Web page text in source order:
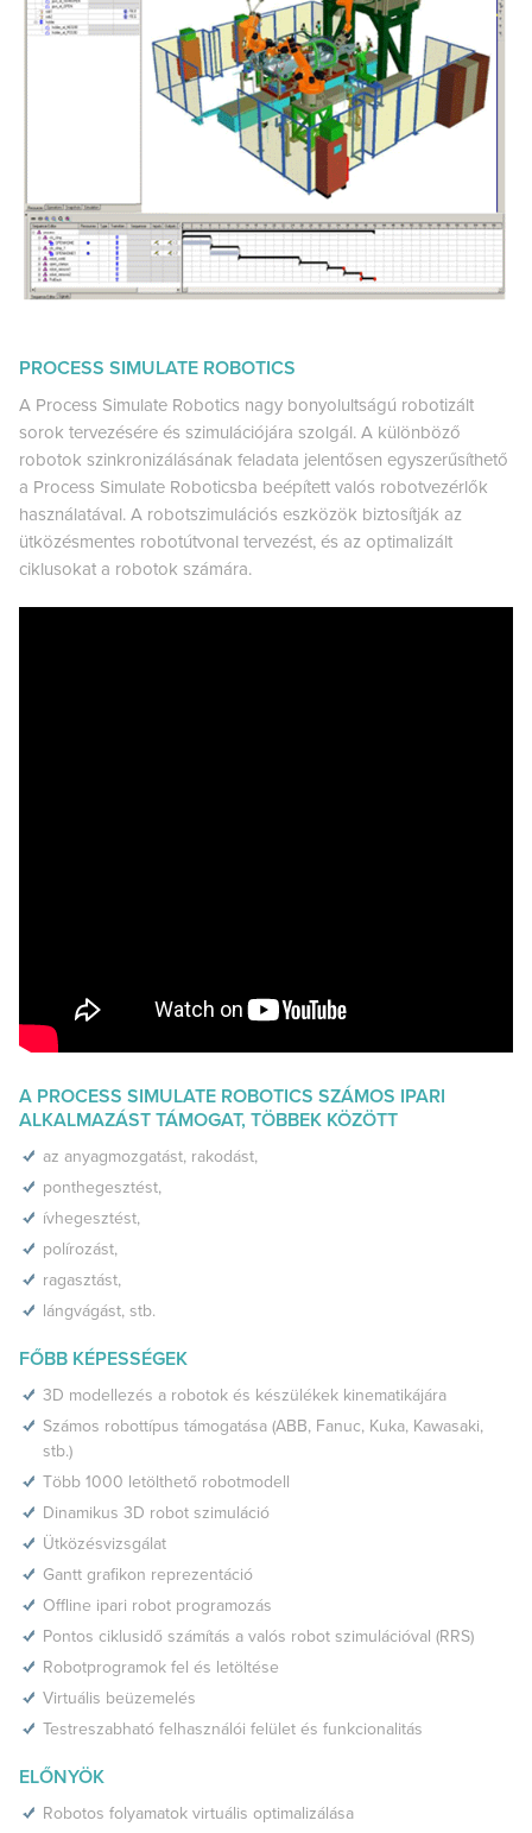
PROCESS SIMULATE ROBOTICS
A Process Simulate Robotics nagy bonyolultságú robotizált
sorok tervezésére és szimulációjára szolgál. A különböző
robotok szinkronizálásának feladata jelentősen egyszerűsíthető
a Process Simulate Roboticsba beépített valós robotvezérlők
használatával. A robotszimulációs eszközök biztosítják az
ütközésmentes robotútvonal tervezést, és az optimalizált
ciklusokat a robotok számára.
A PROCESS SIMULATE ROBOTICS SZÁMOS IPARI
ALKALMAZÁST TÁMOGAT, TÖBBEK KÖZÖTT
az anyagmozgatást, rakodást,
ponthegesztést,
ívhegesztést,
polírozást,
ragasztást,
lángvágást, stb.
FŐBB KÉPESSÉGEK
3D modellezés a robotok és készülékek kinematikájára
Számos robottípus támogatása (ABB, Fanuc, Kuka, Kawasaki,
stb.)
Több 1000 letölthető robotmodell
Dinamikus 3D robot szimuláció
Ütközésvizsgálat
Gantt grafikon reprezentáció
Offline ipari robot programozás
Pontos ciklusidő számítás a valós robot szimulációval (RRS)
Robotprogramok fel és letöltése
Virtuális beüzemelés
Testreszabható felhasználói felület és funkcionalitás
ELŐNYÖK
Robotos folyamatok virtuális optimalizálása